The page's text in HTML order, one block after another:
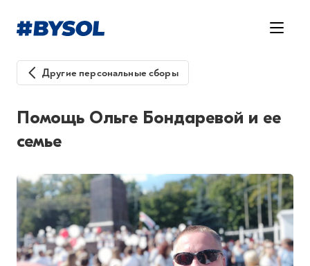
Другие персональные сборы
Помощь Ольге Бондаревой и ее
семье